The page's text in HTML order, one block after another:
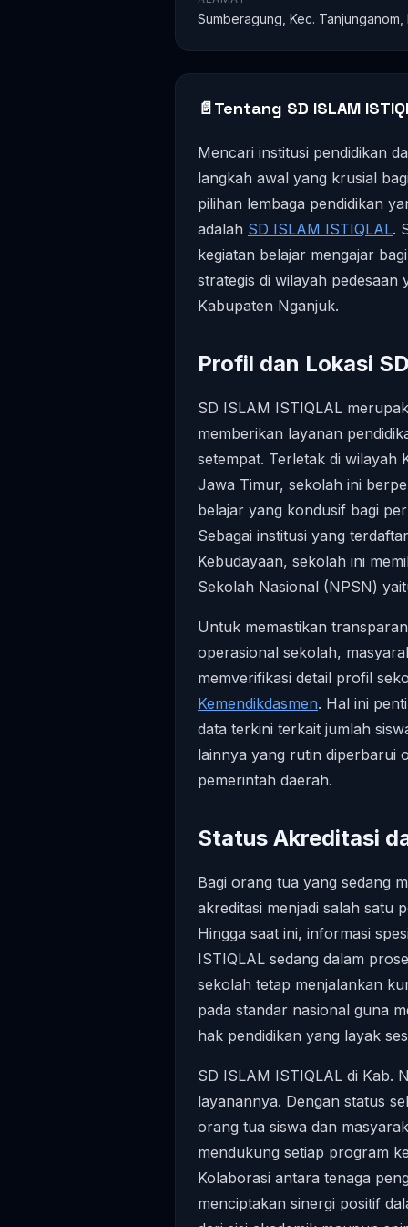
Sumberagung, Kec.
📄Tentang SD ISLAM
Mencari institusi pendidikan
langkah awal yang krusial
pilihan lembaga pendidikan
adalah SD ISLAM ISTIQLAL.
kegiatan belajar mengajar
strategis di wilayah
Kabupaten Nganjuk.
Profil dan Lokasi
SD ISLAM ISTIQLAL
memberikan layanan
setempat. Terletak di wilayah
Jawa Timur, sekolah ini
belajar yang kondusif bagi
Sebagai institusi yang
Kebudayaan, sekolah ini
Sekolah Nasional (NPSN)
Untuk memastikan
operasional sekolah,
memverifikasi detail profil
Kemendikdasmen. Hal ini
data terkini terkait jumlah
lainnya yang rutin diperbarui
pemerintah daerah.
Status Akreditasi
Bagi orang tua yang sedang
akreditasi menjadi salah satu
Hingga saat ini, informasi
ISTIQLAL sedang dalam
sekolah tetap menjalankan
pada standar nasional guna
hak pendidikan yang layak
SD ISLAM ISTIQLAL di Kab.
layanannya. Dengan status
orang tua siswa dan
mendukung setiap program
Kolaborasi antara tenaga
menciptakan sinergi positif